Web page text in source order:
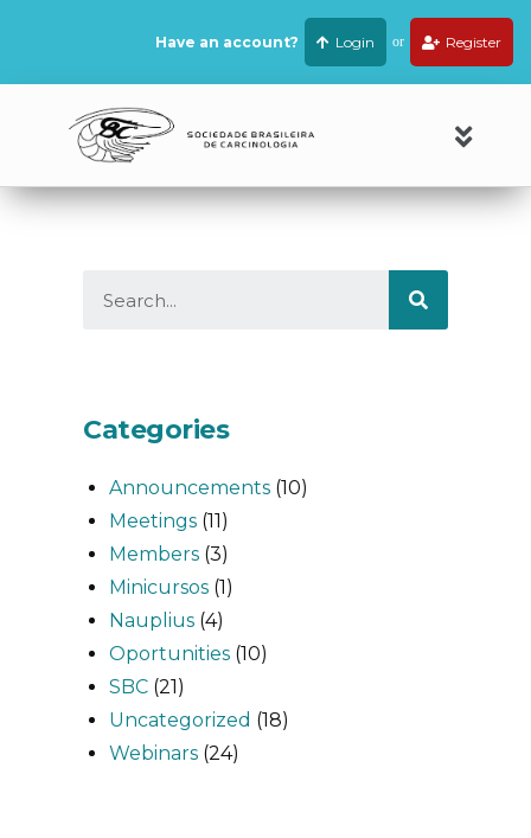
Have an account? Login or Register
Categories
Announcements (10)
Meetings (11)
Members (3)
Minicursos (1)
Nauplius (4)
Oportunities (10)
SBC (21)
Uncategorized (18)
Webinars (24)